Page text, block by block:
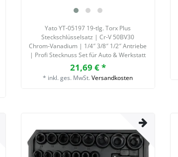
Yato YT‑05197 19‑tlg. Torx Plus
Steckschlüsselsatz | Cr‑V 50BV30
Chrom‑Vanadium | 1/4″ 3/8″ 1/2″ Antriebe
| Profi Stecknuss Set für Auto & Werkstatt
21,69 € *
* inkl. ges. MwSt. Versandkosten